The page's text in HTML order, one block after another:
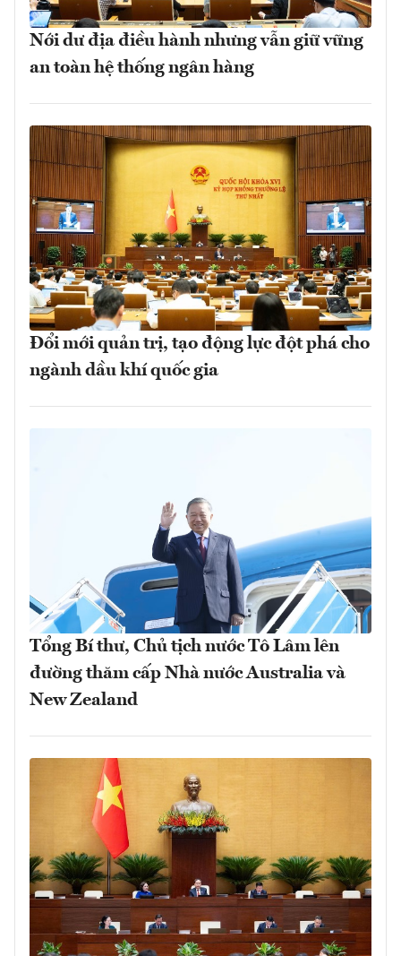
Nới dư địa điều hành nhưng vẫn giữ vững
an toàn hệ thống ngân hàng
Đổi mới quản trị, tạo động lực đột phá cho
ngành dầu khí quốc gia
Tổng Bí thư, Chủ tịch nước Tô Lâm lên
đường thăm cấp Nhà nước Australia và
New Zealand